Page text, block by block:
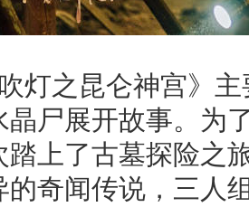
之昆仑神宫》主
晶尸展开故事。为
踏上了古墓探险之
的奇闻传说，三人